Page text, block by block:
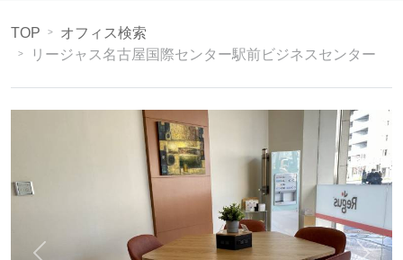
TOP
オフィス検索
リージャス名古屋国際センター駅前ビジネスセンター